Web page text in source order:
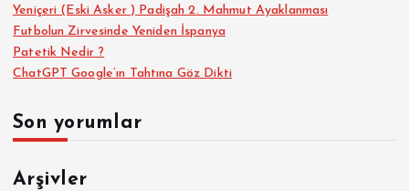
Yeniçeri (Eski Asker ) Padişah 2. Mahmut Ayaklanması
Futbolun Zirvesinde Yeniden İspanya
Patetik Nedir ?
ChatGPT Google’ın Tahtına Göz Dikti
Son yorumlar
Arşivler